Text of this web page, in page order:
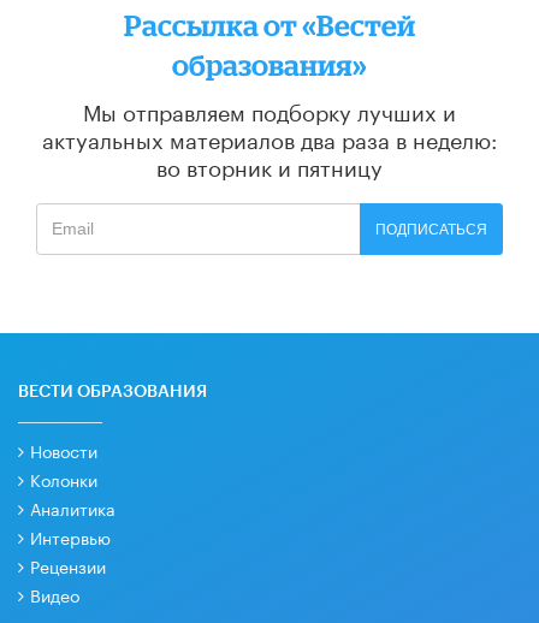
Рассылка от «Вестей
образования»
Мы отправляем подборку лучших и
актуальных материалов два раза в неделю:
во вторник и пятницу
ПОДПИСАТЬСЯ
ВЕСТИ ОБРАЗОВАНИЯ
Новости
Колонки
Аналитика
Интервью
Рецензии
Видео